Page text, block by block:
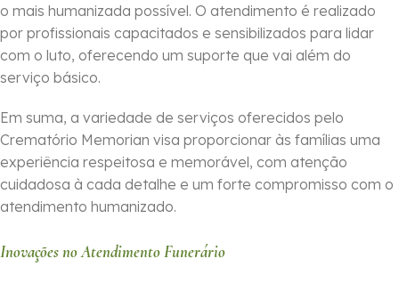
o mais humanizada possível. O atendimento é realizado
por profissionais capacitados e sensibilizados para lidar
com o luto, oferecendo um suporte que vai além do
serviço básico.
Em suma, a variedade de serviços oferecidos pelo
Crematório Memorian visa proporcionar às famílias uma
experiência respeitosa e memorável, com atenção
cuidadosa à cada detalhe e um forte compromisso com o
atendimento humanizado.
Inovações no Atendimento Funerário